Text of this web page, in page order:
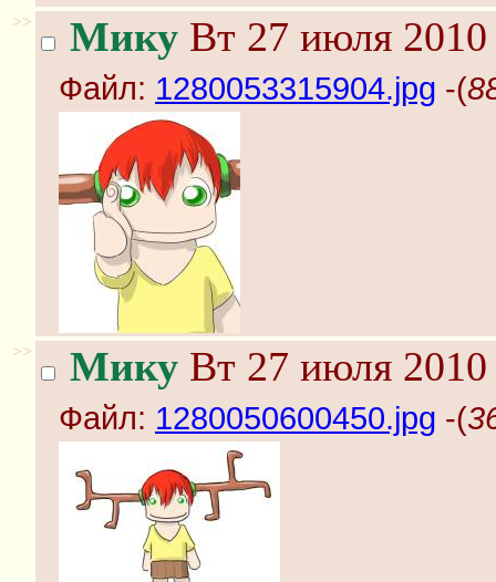
>> Мику Вт 27 июля
Файл: 1280053315904.jpg -(
>> Мику Вт 27 июля
Файл: 1280050600450.jpg -(